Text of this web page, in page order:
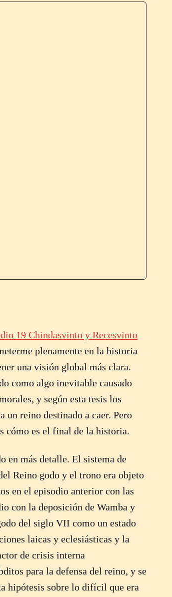
19 Chindasvinto y Recesvinto
plenamente en la historia
una visión global más clara.
como algo inevitable causado
y según esta tesis los
un reino destinado a caer. Pero
cómo es el final de la historia.
en más detalle. El sistema de
Reino godo y el trono era objeto
en el episodio anterior con las
con la deposición de Wamba y
del siglo VII como un estado
laicas y eclesiásticas y la
de crisis interna
para la defensa del reino, y se
hipótesis sobre lo difícil que era